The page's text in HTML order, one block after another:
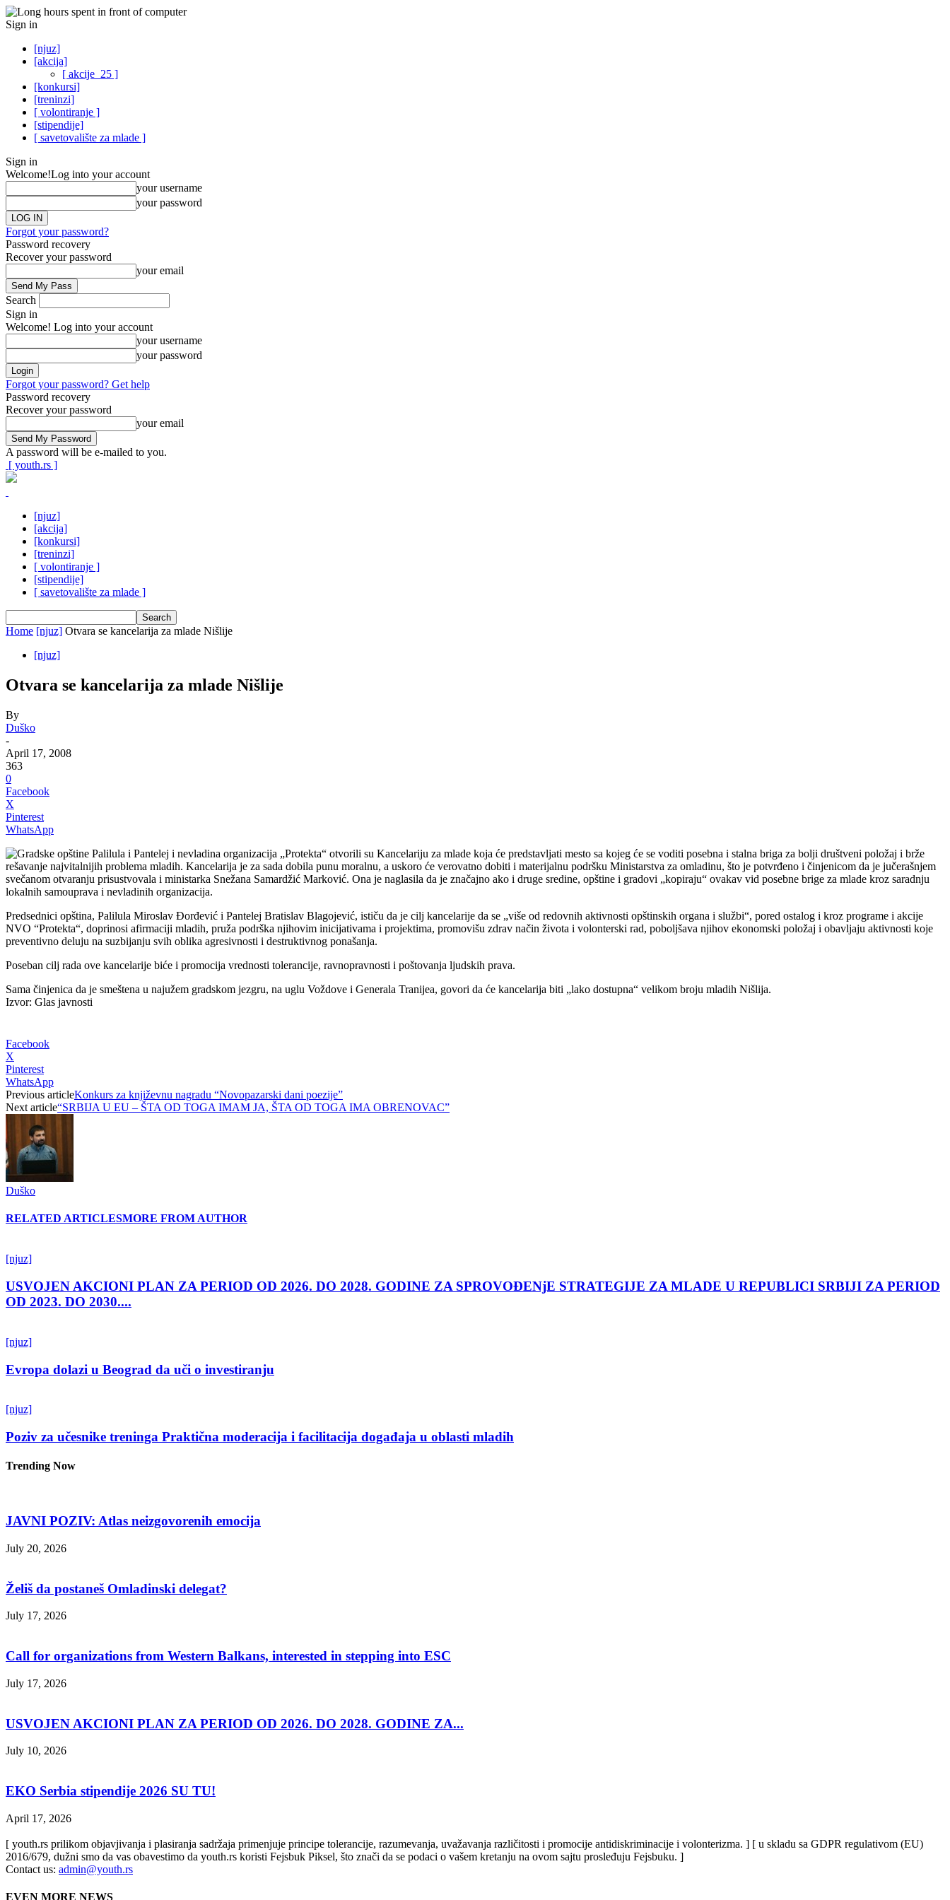
Sign in
[njuz]
[akcija]
[ akcije_25 ]
[konkursi]
[treninzi]
[ volontiranje ]
[stipendije]
[ savetovalište za mlade ]
Sign in
Welcome!Log into your account
your username
your password
Forgot your password?
Password recovery
Recover your password
your email
Search
Sign in
Welcome! Log into your account
your username
your password
Forgot your password? Get help
Password recovery
Recover your password
your email
A password will be e-mailed to you.
[ youth.rs ]
[njuz]
[akcija]
[konkursi]
[treninzi]
[ volontiranje ]
[stipendije]
[ savetovalište za mlade ]
Home [njuz] Otvara se kancelarija za mlade Nišlije
[njuz]
Otvara se kancelarija za mlade Nišlije
By
Duško
-
April 17, 2008
363
0
Facebook
X
Pinterest
WhatsApp
Gradske opštine Palilula i Pantelej i nevladina organizacija „Protekta“ otvorili su Kancelariju za mlade koja će predstavljati mesto sa kojeg će se voditi posebna i stalna briga za bolji društveni položaj i brže
rešavanje najvitalnijih problema mladih. Kancelarija je za sada dobila punu moralnu, a uskoro će verovatno dobiti i materijalnu podršku Ministarstva za omladinu, što je potvrđeno i činjenicom da je jučerašnjem
svečanom otvaranju prisustvovala i ministarka Snežana Samardžić Marković. Ona je naglasila da je značajno ako i druge sredine, opštine i gradovi „kopiraju“ ovakav vid posebne brige za mlade kroz saradnju
lokalnih samouprava i nevladinih organizacija.
Predsednici opština, Palilula Miroslav Đorđević i Pantelej Bratislav Blagojević, ističu da je cilj kancelarije da se „više od redovnih aktivnosti opštinskih organa i službi“, pored ostalog i kroz programe i akcije
NVO “Protekta“, doprinosi afirmaciji mladih, pruža podrška njihovim inicijativama i projektima, promovišu zdrav način života i volonterski rad, poboljšava njihov ekonomski položaj i obavljaju aktivnosti koje
preventivno deluju na suzbijanju svih oblika agresivnosti i destruktivnog ponašanja.
Poseban cilj rada ove kancelarije biće i promocija vrednosti tolerancije, ravnopravnosti i poštovanja ljudskih prava.
Sama činjenica da je smeštena u najužem gradskom jezgru, na uglu Voždove i Generala Tranijea, govori da će kancelarija biti „lako dostupna“ velikom broju mladih Nišlija.
Izvor: Glas javnosti
Facebook
X
Pinterest
WhatsApp
Previous articleKonkurs za književnu nagradu “Novopazarski dani poezije”
Next article“SRBIJA U EU – ŠTA OD TOGA IMAM JA, ŠTA OD TOGA IMA OBRENOVAC”
Duško
RELATED ARTICLESMORE FROM AUTHOR
[njuz]
USVOJEN AKCIONI PLAN ZA PERIOD OD 2026. DO 2028. GODINE ZA SPROVOĐENjE STRATEGIJE ZA MLADE U REPUBLICI SRBIJI ZA PERIOD
OD 2023. DO 2030....
[njuz]
Evropa dolazi u Beograd da uči o investiranju
[njuz]
Poziv za učesnike treninga Praktična moderacija i facilitacija događaja u oblasti mladih
Trending Now
JAVNI POZIV: Atlas neizgovorenih emocija
July 20, 2026
Želiš da postaneš Omladinski delegat?
July 17, 2026
Call for organizations from Western Balkans, interested in stepping into ESC
July 17, 2026
USVOJEN AKCIONI PLAN ZA PERIOD OD 2026. DO 2028. GODINE ZA...
July 10, 2026
EKO Serbia stipendije 2026 SU TU!
April 17, 2026
[ youth.rs prilikom objavjivanja i plasiranja sadržaja primenjuje principe tolerancije, razumevanja, uvažavanja različitosti i promocije antidiskriminacije i volonterizma. ] [ u skladu sa GDPR regulativom (EU)
2016/679, dužni smo da vas obavestimo da youth.rs koristi Fejsbuk Piksel, što znači da se podaci o vašem kretanju na ovom sajtu prosleđuju Fejsbuku. ]
Contact us: admin@youth.rs
EVEN MORE NEWS